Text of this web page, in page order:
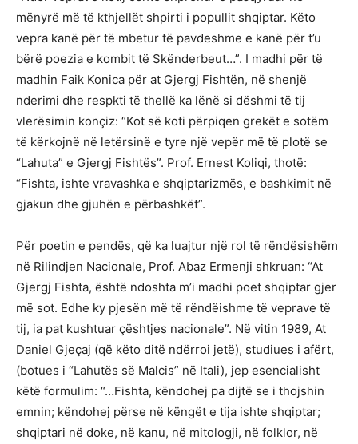
mënyrë më të kthjellët shpirti i popullit shqiptar. Këto
vepra kanë për të mbetur të pavdeshme e kanë për t’u
bërë poezia e kombit të Skënderbeut…”. I madhi për të
madhin Faik Konica për at Gjergj Fishtën, në shenjë
nderimi dhe respkti të thellë ka lënë si dëshmi të tij
vlerësimin konçiz: “Kot së koti përpiqen grekët e sotëm
të kërkojnë në letërsinë e tyre një vepër më të plotë se
“Lahuta” e Gjergj Fishtës”. Prof. Ernest Koliqi, thotë:
“Fishta, ishte vravashka e shqiptarizmës, e bashkimit në
gjakun dhe gjuhën e përbashkët”.
Për poetin e pendës, që ka luajtur një rol të rëndësishëm
në Rilindjen Nacionale, Prof. Abaz Ermenji shkruan: “At
Gjergj Fishta, është ndoshta m’i madhi poet shqiptar gjer
më sot. Edhe ky pjesën më të rëndëishme të veprave të
tij, ia pat kushtuar çështjes nacionale”. Në vitin 1989, At
Daniel Gjeçaj (që këto ditë ndërroi jetë), studiues i afërt,
(botues i “Lahutës së Malcis” në Itali), jep esencialisht
këtë formulim: “…Fishta, këndohej pa dijtë se i thojshin
emnin; këndohej përse në këngët e tija ishte shqiptar;
shqiptari në doke, në kanu, në mitologji, në folklor, në